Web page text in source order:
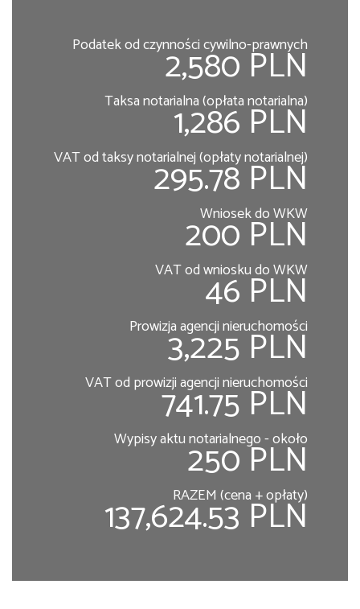
Podatek od czynności cywilno-prawnych
2,580 PLN
Taksa notarialna (opłata notarialna)
1,286 PLN
VAT od taksy notarialnej (opłaty notarialnej)
295.78 PLN
Wniosek do WKW
200 PLN
VAT od wniosku do WKW
46 PLN
Prowizja agencji nieruchomości
3,225 PLN
VAT od prowizji agencji nieruchomości
741.75 PLN
Wypisy aktu notarialnego - około
250 PLN
RAZEM (cena + opłaty)
137,624.53 PLN